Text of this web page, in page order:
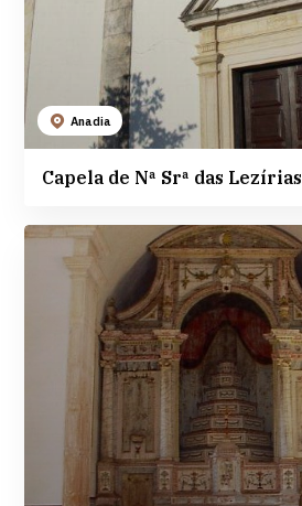
Anadia
Capela de Nª Srª das Lezírias